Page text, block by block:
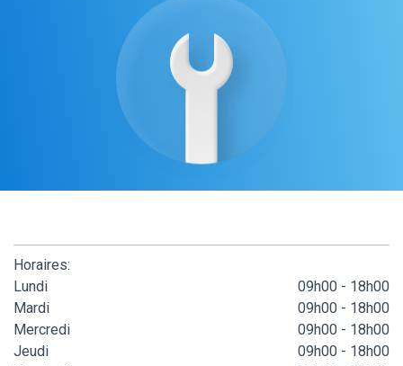
Horaires:
Lundi
09h00 - 18h00
Mardi
09h00 - 18h00
Mercredi
09h00 - 18h00
Jeudi
09h00 - 18h00